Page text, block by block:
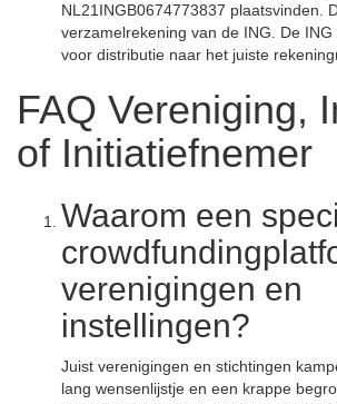
NL21INGB0674773837 plaatsvinden.
verzamelrekening van de ING. De
voor distributie naar het juiste
FAQ Vereniging,
of Initiatiefnemer
Waarom een
verenigingen en
instellingen?
Juist verenigingen en stichtingen
lang wensenlijstje en een krappe